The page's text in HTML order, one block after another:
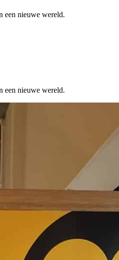
een nieuwe wereld.
een nieuwe wereld.